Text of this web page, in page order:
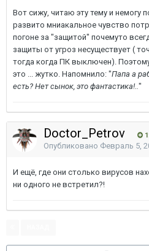
Вот сижу, читаю эту тему и немогу
развито мниакальное чувство
погоне за "защитой" почемуто
защиты от угроз несуществует (
тогда когда ПК выключен).
это ... жутко. Напомнило: "Папа а
есть? Нет сынок, это фантастика!.."
Doctor_Petrov
Опубликовано Февраль 5,
И ещё, где они столько вирусов
ни одного не встретил?!